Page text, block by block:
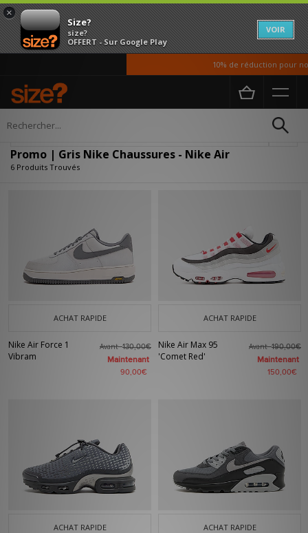
×
Size?
size?
OFFERT - Sur Google Play
VOIR
10% de réduction pour nos
Accueil Homme
Promo | Gris Nike Chaussures - Nike Air
6 Produits Trouvés
ACHAT RAPIDE
Nike Air Force 1
Vibram
Avant130,00€
Maintenant
90,00€
ACHAT RAPIDE
Nike Air Max 95
'Comet Red'
Avant190,00€
Maintenant
150,00€
ACHAT RAPIDE ACHAT RAPIDE